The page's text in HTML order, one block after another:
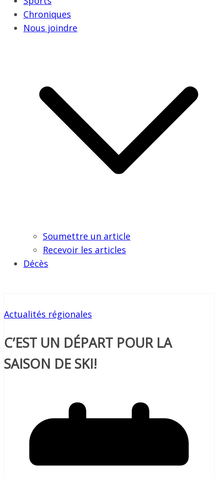
Chroniques
Nous joindre
Soumettre un article
Recevoir les articles
Décès
Actualités régionales
C’EST UN DÉPART POUR LA
SAISON DE SKI!